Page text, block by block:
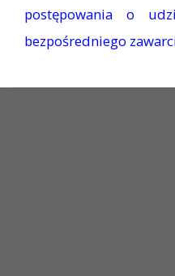
postępowania o
bezpośredniego